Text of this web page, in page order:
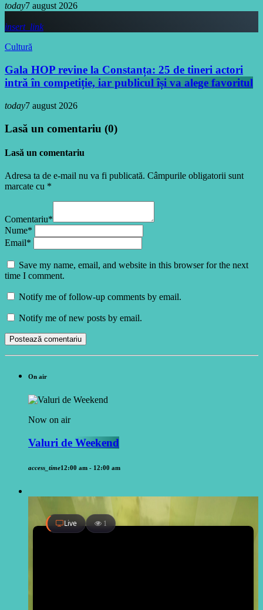
today7 august 2026
insert_link
Cultură
Gala HOP revine la Constanța: 25 de tineri actori
intră în competiție, iar publicul își va alege favoritul
today7 august 2026
Lasă un comentariu (0)
Lasă un comentariu
Adresa ta de e-mail nu va fi publicată. Câmpurile obligatorii sunt
marcate cu *
Comentariu*
Nume*
Email*
Save my name, email, and website in this browser for the next
time I comment.
Notify me of follow-up comments by email.
Notify me of new posts by email.
On air
Now on air
Valuri de Weekend
access_time12:00 am - 12:00 am